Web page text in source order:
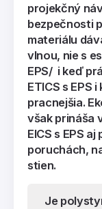
projekčný
bezpečnosti
materiálu
vlnou, nie s
EPS/ i keď
ETICS s EPS
pracnejšia.
však prináša
EICS s EPS
poruchách,
stien.
Je